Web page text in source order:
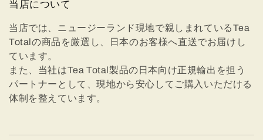
当店について
当店では、ニュージーランド現地で親しまれているTea
Totalの商品を厳選し、日本のお客様へ直送でお届けし
ています。
また、当社はTea Total製品の日本向け正規輸出を担う
パートナーとして、現地から安心してご購入いただける
体制を整えています。